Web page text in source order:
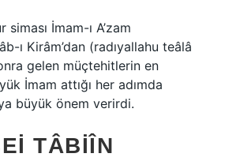
İmam-ı A’zam
ı Kirâm’dan (radıyallahu teâlâ
gelen müçtehitlerin en
İmam attığı her adımda
büyük önem verirdi.
TÂBIÎN